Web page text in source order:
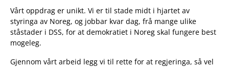
Vårt oppdrag er unikt. Vi er til stade midt i hjartet av
styringa av Noreg, og jobbar kvar dag, frå mange ulike
ståstader i DSS, for at demokratiet i Noreg skal fungere best
mogeleg.
Gjennom vårt arbeid legg vi til rette for at regjeringa, så vel